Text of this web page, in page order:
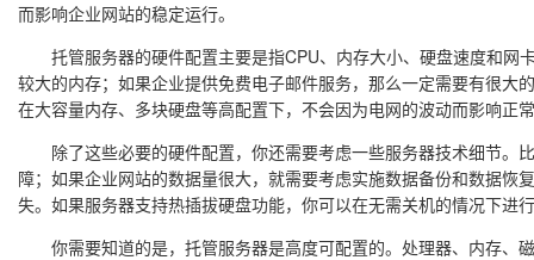
而影响企业网站的稳定运行。
托管服务器的硬件配置主要是指CPU、内存大小、硬盘速度和网
较大的内存；如果企业提供免费电子邮件服务，那么一定需要有很
在大容量内存、多块硬盘等高配置下，不会因为电网的波动而影响正
除了这些必要的硬件配置，你还需要考虑一些服务器技术细节。
障；如果企业网站的数据量很大，就需要考虑实施数据备份和数据
失。如果服务器支持热插拔硬盘功能，你可以在无需关机的情况下进
你需要知道的是，托管服务器是高度可配置的。处理器、内存、